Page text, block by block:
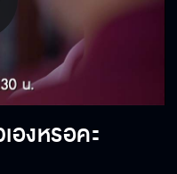
องหรอคะ
สนอตอนแรก
แค่ไหน รักผู้หญิงไม่ได้หรอ